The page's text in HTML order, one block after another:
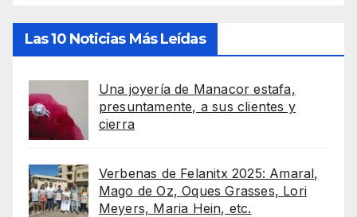
Las 10 Noticias Más Leídas
Una joyería de Manacor estafa,
presuntamente, a sus clientes y
cierra
Verbenas de Felanitx 2025: Amaral,
Mago de Oz, Oques Grasses, Lori
Meyers, Maria Hein, etc.